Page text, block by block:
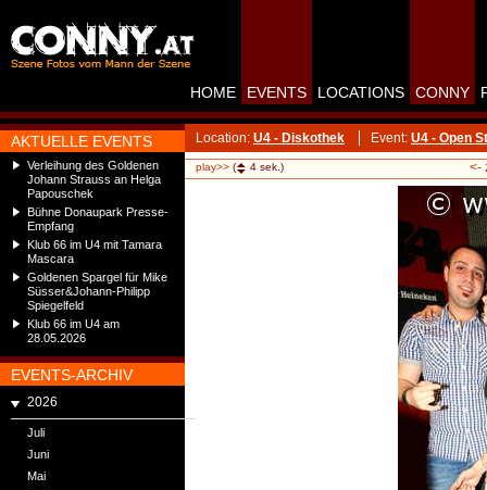
AKTUELLE EVENTS
Verleihung des Goldenen
Johann Strauss an Helga
Papouschek
Bühne Donaupark Presse-
Empfang
Klub 66 im U4 mit Tamara
Mascara
Goldenen Spargel für Mike
Süsser&Johann-Philipp
Spiegelfeld
Klub 66 im U4 am
28.05.2026
EVENTS-ARCHIV
2026
Juli
Juni
Mai
HOME EVENTS LOCATIONS CONNY
Location: U4 - Diskothek Event: U4 - Open
play>> ( 4 sek.) <-